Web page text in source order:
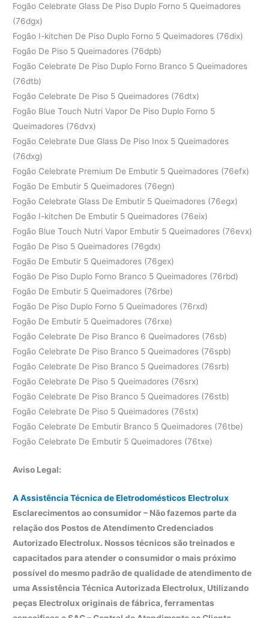
Fogão Celebrate Glass De Piso Duplo Forno 5 Queimadores
(76dgx)
Fogão I-kitchen De Piso Duplo Forno 5 Queimadores (76dix)
Fogão De Piso 5 Queimadores (76dpb)
Fogão Celebrate De Piso Duplo Forno Branco 5 Queimadores
(76dtb)
Fogão Celebrate De Piso 5 Queimadores (76dtx)
Fogão Blue Touch Nutri Vapor De Piso Duplo Forno 5
Queimadores (76dvx)
Fogão Celebrate Due Glass De Piso Inox 5 Queimadores
(76dxg)
Fogão Celebrate Premium De Embutir 5 Queimadores (76efx)
Fogão De Embutir 5 Queimadores (76egn)
Fogão Celebrate Glass De Embutir 5 Queimadores (76egx)
Fogão I-kitchen De Embutir 5 Queimadores (76eix)
Fogão Blue Touch Nutri Vapor Embutir 5 Queimadores (76evx)
Fogão De Piso 5 Queimadores (76gdx)
Fogão De Embutir 5 Queimadores (76gex)
Fogão De Piso Duplo Forno Branco 5 Queimadores (76rbd)
Fogão De Embutir 5 Queimadores (76rbe)
Fogão De Piso Duplo Forno 5 Queimadores (76rxd)
Fogão De Embutir 5 Queimadores (76rxe)
Fogão Celebrate De Piso Branco 6 Queimadores (76sb)
Fogão Celebrate De Piso Branco 5 Queimadores (76spb)
Fogão Celebrate De Piso Branco 5 Queimadores (76srb)
Fogão Celebrate De Piso 5 Queimadores (76srx)
Fogão Celebrate De Piso Branco 5 Queimadores (76stb)
Fogão Celebrate De Piso 5 Queimadores (76stx)
Fogão Celebrate De Embutir Branco 5 Queimadores (76tbe)
Fogão Celebrate De Embutir 5 Queimadores (76txe)
Aviso Legal:
A Assistência Técnica de Eletrodomésticos Electrolux
Esclarecimentos ao consumidor – Não fazemos parte da
relação dos Postos de Atendimento Credenciados
Autorizado Electrolux. Nossos técnicos são treinados e
capacitados para atender o consumidor o mais próximo
possível do mesmo padrão de qualidade de atendimento de
uma Assistência Técnica Autorizada Electrolux, Utilizando
peças Electrolux originais de fábrica, ferramentas